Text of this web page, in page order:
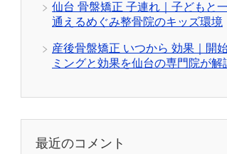
仙台 骨盤矯正 子連れ｜子どもと
通えるめぐみ整骨院のキッズ環境
産後骨盤矯正 いつから 効果｜開
ミングと効果を仙台の専門院が解
最近のコメント